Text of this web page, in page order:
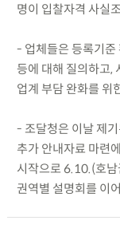
명이 입찰자격 사실
- 업체들은 등록기준
등에 대해 질의하고,
업계 부담 완화를 위
- 조달청은 이날 제
추가 안내자료 마련
시작으로 6.10.(호
권역별 설명회를 이